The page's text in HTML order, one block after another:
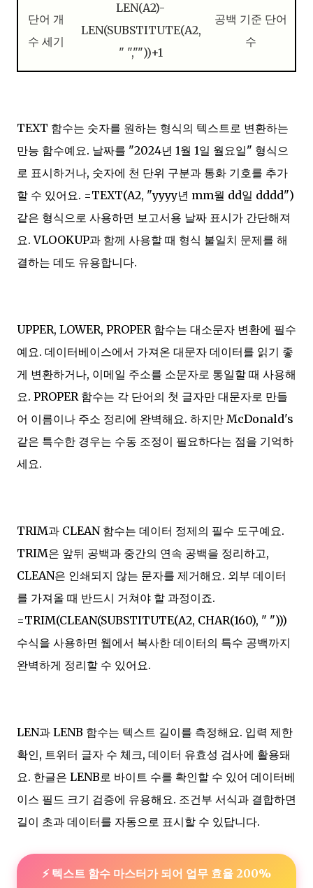
단어 개
수 세기
LEN(A2)-
LEN(SUBSTITUTE(A2,
" ",""))+1
공백 기준 단어
수
TEXT 함수는 숫자를 원하는 형식의 텍스트로 변환하는
만능 함수예요. 날짜를 "2024년 1월 1일 월요일" 형식으
로 표시하거나, 숫자에 천 단위 구분과 통화 기호를 추가
할 수 있어요. =TEXT(A2, "yyyy년 mm월 dd일 dddd")
같은 형식으로 사용하면 보고서용 날짜 표시가 간단해져
요. VLOOKUP과 함께 사용할 때 형식 불일치 문제를 해
결하는 데도 유용합니다.
UPPER, LOWER, PROPER 함수는 대소문자 변환에 필수
예요. 데이터베이스에서 가져온 대문자 데이터를 읽기 좋
게 변환하거나, 이메일 주소를 소문자로 통일할 때 사용해
요. PROPER 함수는 각 단어의 첫 글자만 대문자로 만들
어 이름이나 주소 정리에 완벽해요. 하지만 McDonald's
같은 특수한 경우는 수동 조정이 필요하다는 점을 기억하
세요.
TRIM과 CLEAN 함수는 데이터 정제의 필수 도구예요.
TRIM은 앞뒤 공백과 중간의 연속 공백을 정리하고,
CLEAN은 인쇄되지 않는 문자를 제거해요. 외부 데이터
를 가져올 때 반드시 거쳐야 할 과정이죠.
=TRIM(CLEAN(SUBSTITUTE(A2, CHAR(160), " ")))
수식을 사용하면 웹에서 복사한 데이터의 특수 공백까지
완벽하게 정리할 수 있어요.
LEN과 LENB 함수는 텍스트 길이를 측정해요. 입력 제한
확인, 트위터 글자 수 체크, 데이터 유효성 검사에 활용돼
요. 한글은 LENB로 바이트 수를 확인할 수 있어 데이터베
이스 필드 크기 검증에 유용해요. 조건부 서식과 결합하면
길이 초과 데이터를 자동으로 표시할 수 있답니다.
⚡ 텍스트 함수 마스터가 되어 업무 효율 200%